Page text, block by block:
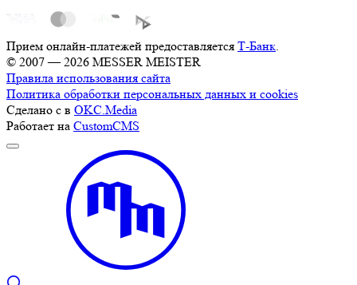
Прием онлайн-платежей предоставляется Т-Банк
© 2007 — 2026 MESSER MEISTER
Правила использования сайта
Политика обработки персональных данных и cookies
Сделано с в OKC.Media
Работает на CustomCMS